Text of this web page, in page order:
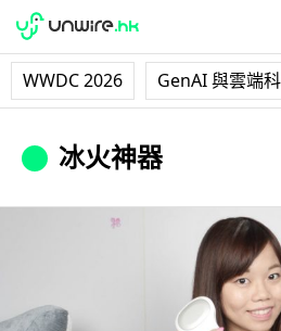
WWDC 2026 GenAI 與雲端
冰火神器